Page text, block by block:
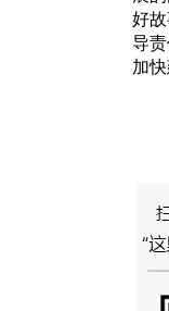
好
导
加